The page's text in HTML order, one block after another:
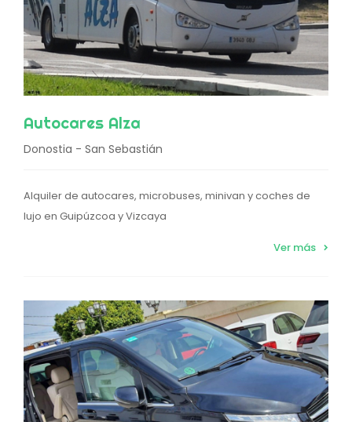
Autocares Alza
Donostia - San Sebastián
Alquiler de autocares, microbuses, minivan y coches de
lujo en Guipúzcoa y Vizcaya
Ver más